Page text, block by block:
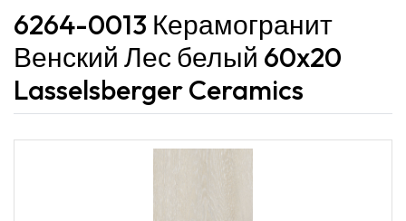
6264-0013 Керамогранит
Венский Лес белый 60x20
Lasselsberger Ceramics